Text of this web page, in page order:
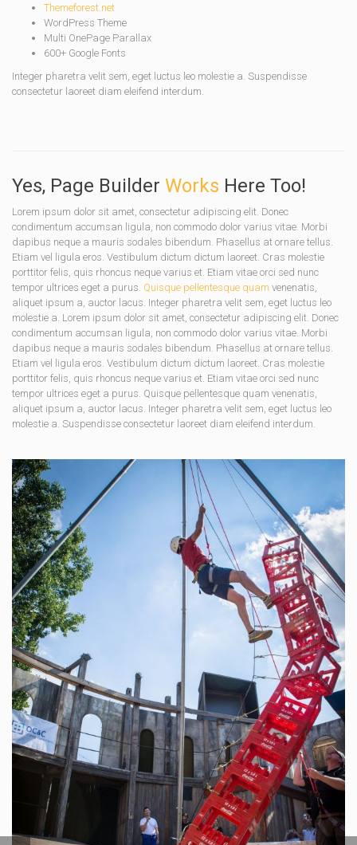
Themeforest.net
WordPress Theme
Multi OnePage Parallax
600+ Google Fonts
Integer pharetra velit sem, eget luctus leo molestie a. Suspendisse
consectetur laoreet diam eleifend interdum.
Yes, Page Builder Works Here Too!
Lorem ipsum dolor sit amet, consectetur adipiscing elit. Donec
condimentum accumsan ligula, non commodo dolor varius vitae. Morbi
dapibus neque a mauris sodales bibendum. Phasellus at ornare tellus.
Etiam vel ligula eros. Vestibulum dictum dictum laoreet. Cras molestie
porttitor felis, quis rhoncus neque varius et. Etiam vitae orci sed nunc
tempor ultrices eget a purus. Quisque pellentesque quam venenatis,
aliquet ipsum a, auctor lacus. Integer pharetra velit sem, eget luctus leo
molestie a. Lorem ipsum dolor sit amet, consectetur adipiscing elit. Donec
condimentum accumsan ligula, non commodo dolor varius vitae. Morbi
dapibus neque a mauris sodales bibendum. Phasellus at ornare tellus.
Etiam vel ligula eros. Vestibulum dictum dictum laoreet. Cras molestie
porttitor felis, quis rhoncus neque varius et. Etiam vitae orci sed nunc
tempor ultrices eget a purus. Quisque pellentesque quam venenatis,
aliquet ipsum a, auctor lacus. Integer pharetra velit sem, eget luctus leo
molestie a. Suspendisse consectetur laoreet diam eleifend interdum.